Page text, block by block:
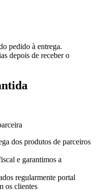
pedido à entrega.
depois de receber o
dos produtos de parceiros
e garantimos a
regularmente portal
os clientes